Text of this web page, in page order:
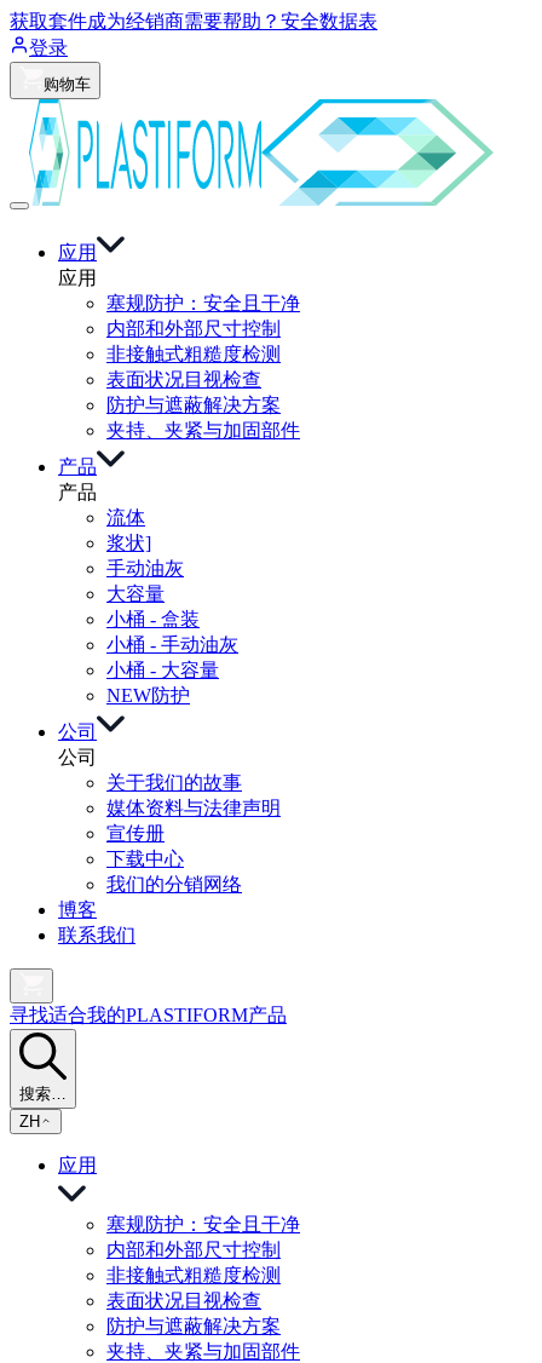
获取套件成为经销商需要帮助？ 安全数据表
登录
购物车
应用
应用
塞规防护：安全且干净
内部和外部尺寸控制
非接触式粗糙度检测
表面状况目视检查
防护与遮蔽解决方案
夹持、夹紧与加固部件
产品
产品
流体
浆状]
手动油灰
大容量
小桶 - 盒装
小桶 - 手动油灰
小桶 - 大容量
NEW防护
公司
公司
关于我们的故事
媒体资料与法律声明
宣传册
下载中心
我们的分销网络
博客
联系我们
寻找适合我的PLASTIFORM产品
搜索…
ZH
应用
塞规防护：安全且干净
内部和外部尺寸控制
非接触式粗糙度检测
表面状况目视检查
防护与遮蔽解决方案
夹持、夹紧与加固部件